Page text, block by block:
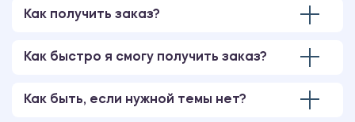
Как получить заказ?
Как быстро я смогу получить заказ?
Как быть, если нужной темы нет?